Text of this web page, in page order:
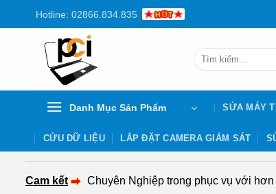
Hotline: 02866.834.835
Tìm
Danh Mục Sản Phẩm SỬA MÁY
CỨU DỮ LIỆU LẮP ĐẶT CAMERA GIÁM SÁT
Cam kết Chuyên Nghiệp trong phục vụ với